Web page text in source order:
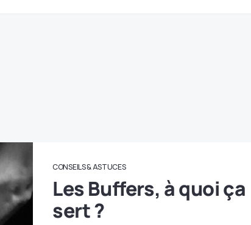
CONSEILS & ASTUCES
Les Buffers, à quoi ça
sert ?